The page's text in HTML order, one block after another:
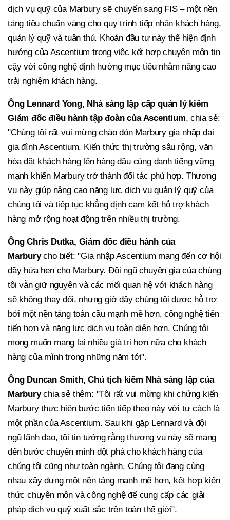
dịch vụ quỹ của Marbury sẽ chuyển sang FIS – một nền
tảng tiêu chuẩn vàng cho quy trình tiếp nhận khách hàng,
quản lý quỹ và tuân thủ. Khoản đầu tư này thể hiện định
hướng của Ascentium trong việc kết hợp chuyên môn tin
cậy với công nghệ định hướng mục tiêu nhằm nâng cao
trải nghiệm khách hàng.
Ông Lennard Yong, Nhà sáng lập cấp quản lý kiêm
Giám đốc điều hành tập đoàn của Ascentium, chia sẻ:
"Chúng tôi rất vui mừng chào đón Marbury gia nhập đại
gia đình Ascentium. Kiến thức thị trường sâu rộng, văn
hóa đặt khách hàng lên hàng đầu cùng danh tiếng vững
mạnh khiến Marbury trở thành đối tác phù hợp. Thương
vụ này giúp nâng cao năng lực dịch vụ quản lý quỹ của
chúng tôi và tiếp tục khẳng định cam kết hỗ trợ khách
hàng mở rộng hoạt động trên nhiều thị trường.
Ông Chris Dutka, Giám đốc điều hành của
Marburycho biết: "Gia nhập Ascentium mang đến cơ hội
đầy hứa hẹn cho Marbury. Đội ngũ chuyên gia của chúng
tôi vẫn giữ nguyên và các mối quan hệ với khách hàng
sẽ không thay đổi, nhưng giờ đây chúng tôi được hỗ trợ
bởi một nền tảng toàn cầu mạnh mẽ hơn, công nghệ tiên
tiến hơn và năng lực dịch vụ toàn diện hơn. Chúng tôi
mong muốn mang lại nhiều giá trị hơn nữa cho khách
hàng của mình trong những năm tới".
Ông Duncan Smith, Chủ tịch kiêm Nhà sáng lập của
Marburychia sẻ thêm: "Tôi rất vui mừng khi chứng kiến
Marbury thực hiện bước tiến tiếp theo này với tư cách là
một phần của Ascentium. Sau khi gặp Lennard và đội
ngũ lãnh đạo, tôi tin tưởng rằng thương vụ này sẽ mang
đến bước chuyển mình đột phá cho khách hàng của
chúng tôi cũng như toàn ngành. Chúng tôi đang cùng
nhau xây dựng một nền tảng mạnh mẽ hơn, kết hợp kiến
thức chuyên môn và công nghệ để cung cấp các giải
pháp dịch vụ quỹ xuất sắc trên toàn thế giới".